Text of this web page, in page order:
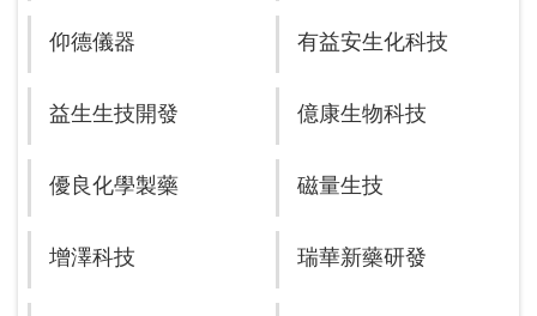
仰德儀器 有益安生化科技
益生生技開發 億康生物科技
優良化學製藥 磁量生技
增澤科技 瑞華新藥研發